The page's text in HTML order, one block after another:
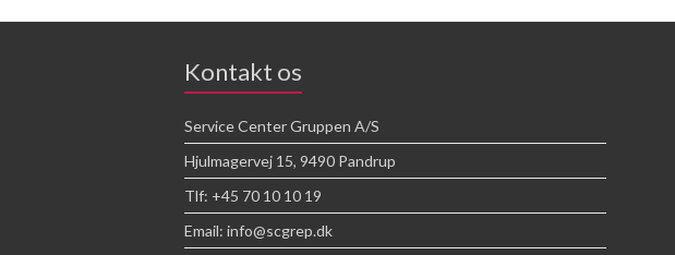
Kontakt os
Service Center Gruppen A/S
Hjulmagervej 15, 9490 Pandrup
Tlf: +45 70 10 10 19
Email: info@scgrep.dk